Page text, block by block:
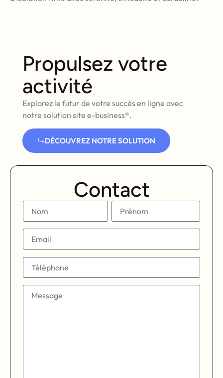
Propulsez votre
activité
Explorez le futur de votre succès en ligne avec
notre solution site e-business®.
DÉCOUVREZ NOTRE SOLUTION
Contact